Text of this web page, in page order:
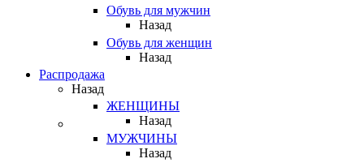
Обувь для мужчин
Назад
Обувь для женщин
Назад
Распродажа
Назад
ЖЕНЩИНЫ
Назад
МУЖЧИНЫ
Назад